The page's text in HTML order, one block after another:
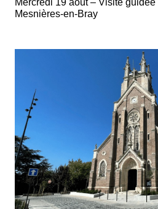
Mesnières-en-Bray